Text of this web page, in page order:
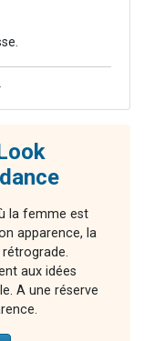
.
la femme est
apparence, la
aux idées
A une réserve